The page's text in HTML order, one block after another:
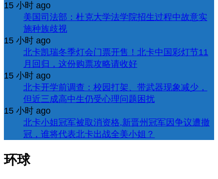
15 小时 ago
美国司法部：杜克大学法学院招生过程中故意实
施种族歧视
15 小时 ago
北卡凯瑞冬季灯会门票开售！北卡中国彩灯节11
月回归，这份购票攻略请收好
15 小时 ago
北卡开学前调查：校园打架、带武器现象减少，
但近三成高中生仍受心理问题困扰
15 小时 ago
北卡小姐冠军被取消资格,新晋州冠军因争议遭撤
冠，谁将代表北卡出战全美小姐？
环球